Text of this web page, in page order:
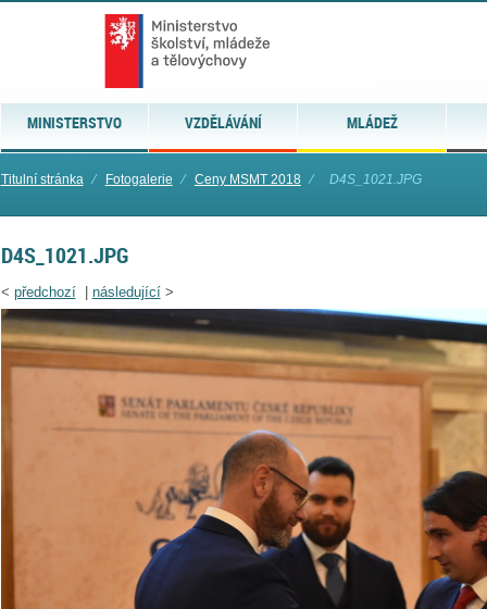
MINISTERSTVO VZDĚLÁVÁNÍ MLÁDEŽ
Titulní stránka ⁄ Fotogalerie ⁄ Ceny MSMT 2018 ⁄ D4S_1021.JPG
D4S_1021.JPG
< předchozí| následující>